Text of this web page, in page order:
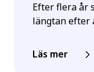
Efter flera år
längtan efter
Läs mer